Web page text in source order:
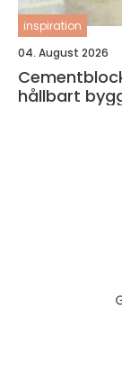
inspiration
04. August 2026
Cementblock i skåne
hållbart